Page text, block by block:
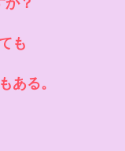
も
ある。